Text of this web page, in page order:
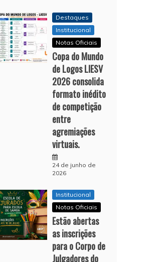
Destaques
Institucional
Notas Oficiais
Copa do Mundo
de Logos LIESV
2026 consolida
formato inédito
de competição
entre
agremiações
virtuais.
24 de junho de
2026
Institucional
Notas Oficiais
Estão abertas
as inscrições
para o Corpo de
Julgadores do